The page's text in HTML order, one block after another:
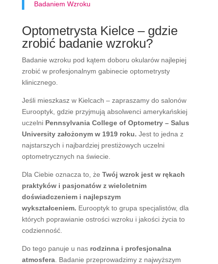
Badaniem Wzroku
Optometrysta Kielce – gdzie
zrobić badanie wzroku?
Badanie wzroku pod kątem doboru okularów najlepiej
zrobić w profesjonalnym gabinecie optometrysty
klinicznego.
Jeśli mieszkasz w Kielcach – zapraszamy do salonów
Eurooptyk, gdzie przyjmują absolwenci amerykańskiej
uczelni Pennsylvania College of Optometry – Salus
University założonym w 1919 roku. Jest to jedna z
najstarszych i najbardziej prestiżowych uczelni
optometrycznych na świecie.
Dla Ciebie oznacza to, że Twój wzrok jest w rękach
praktyków i pasjonatów z wieloletnim
doświadczeniem i najlepszym
wykształceniem. Eurooptyk to grupa specjalistów, dla
których poprawianie ostrości wzroku i jakości życia to
codzienność.
Do tego panuje u nas rodzinna i profesjonalna
atmosfera. Badanie przeprowadzimy z najwyższym